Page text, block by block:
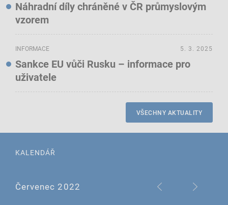
Náhradní díly chráněné v ČR průmyslovým
vzorem
INFORMACE
Sankce EU vůči Rusku – informace pro
uživatele
5. 3. 2025
VŠECHNY AKTUALITY
KALENDÁŘ
Červenec 2022